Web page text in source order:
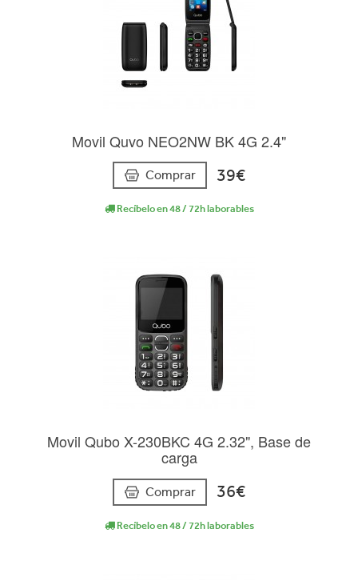
Movil Quvo NEO2NW BK 4G 2.4"
Comprar 39€
Recíbelo en 48 / 72h laborables
Movil Qubo X-230BKC 4G 2.32", Base de
carga
Comprar 36€
Recíbelo en 48 / 72h laborables